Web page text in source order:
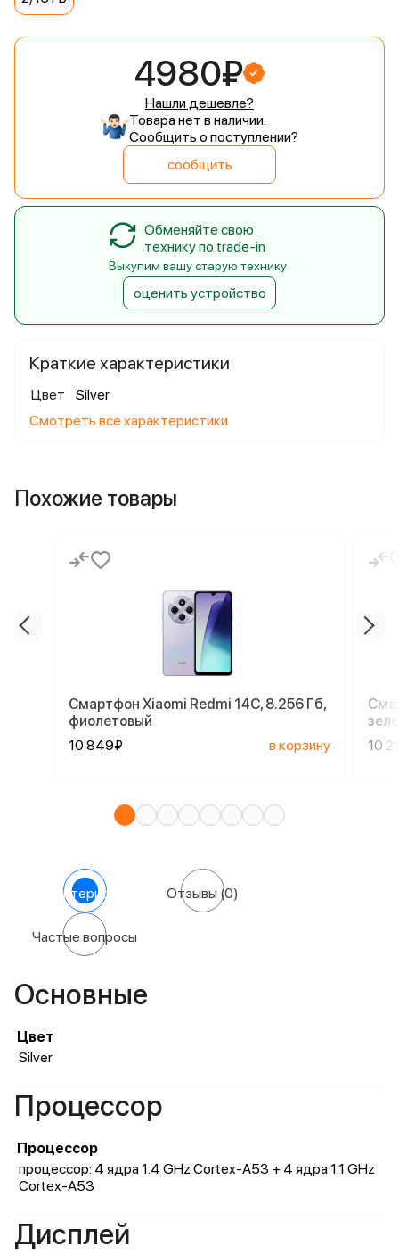
Краткие характеристики
Цвет
Silver
Смотреть все характеристики
4980₽
Нашли дешевле?
Товара нет в наличии.
Сообщить о поступлении?
сообщить
Обменяйте свою
технику по trade-in
Выкупим вашу старую технику
оценить устройство
Похожие товары
Смартфон Xiaomi Redmi 14C, 8.256 Гб,
фиолетовый
10 849₽
в корзину
10
Характеристики Отзывы (0)
Частые вопросы
Основные
Цвет
Silver
Процессор
Процессор
процессор: 4 ядра 1.4 GHz Cortex-A53 + 4 ядра 1.1 GHz
Cortex-A53
Дисплей